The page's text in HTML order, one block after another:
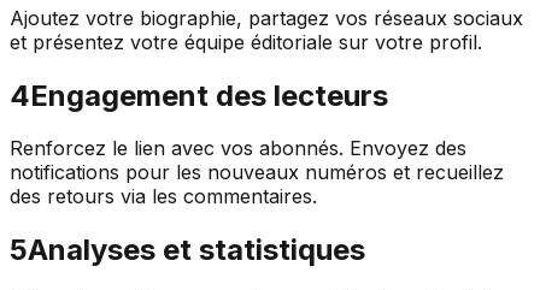
Ajoutez votre biographie, partagez vos réseaux sociaux
et présentez votre équipe éditoriale sur votre profil.
4Engagement des lecteurs
Renforcez le lien avec vos abonnés. Envoyez des
notifications pour les nouveaux numéros et recueillez
des retours via les commentaires.
5Analyses et statistiques